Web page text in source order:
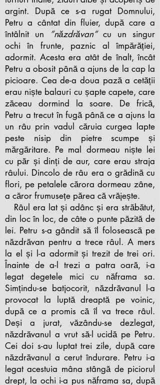
argint. După ce s-a rugat Domnului,
Petru a cântat din fluier, după care a
întâlnit un
”năzdrăvan”cu un singur
ochi în frunte, paznic al împărăției,
adormit. Acesta era atât de înalt, încât
Petru a obosit până a ajuns de la cap la
picioare. Cea de-a doua pază a cetății
erau niște balauri cu șapte capete, care
zăceau dormind la soare. De frică,
Petru a trecut în fugă până ce a ajuns la
un râu prin vadul căruia curgea lapte
peste nisip din pietre scumpe și
mărgăritare. Pe mal dormeau niște lei
cu păr și dinți de aur, care erau straja
râului. Dincolo de râu era o grădină cu
flori, pe petalele cărora dormeau zâne,
a căror frumusețe părea că vrăjește.
Râul era lat și adânc și era străbătut,
din loc în loc, de câte o punte păzită de
lei. Petru s-a gândit să îl folosească pe
năzdrăvan pentru a trece râul. A mers
la el și l-a adormit și trezit de trei ori.
Înainte de a-l trezi a patra oară, i-a
legat degetele mici cu năframa sa.
Simțindu-se batjocorit, năzdrăvanul l-a
provocat la luptă dreaptă pe voinic,
după ce a promis că îl va trece râul.
Deși a jurat, văzându-se dezlegat,
năzdrăvanul a vrut să-l ucidă pe Petru.
Cei doi s-au luptat trei zile, după care
năzdrăvanul a cerut îndurare. Petru i-a
legat acestuia mâna stângă de piciorul
drept, la ochi i-a pus năframa sa, după